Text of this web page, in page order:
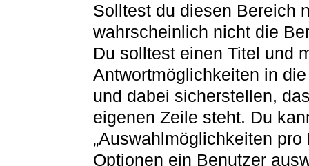
Solltest du diesen Bereich
wahrscheinlich nicht die
Du solltest einen Titel und
Antwortmöglichkeiten in
und dabei sicherstellen,
eigenen Zeile steht. Du
„Auswahlmöglichkeiten
Optionen ein Benutzer